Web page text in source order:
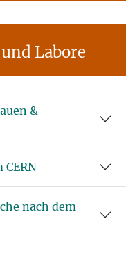
Labore
&
nach dem